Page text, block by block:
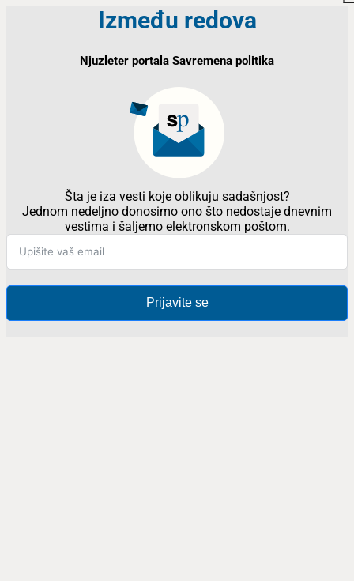
Između redova
Njuzleter portala Savremena politika
Šta je iza vesti koje oblikuju sadašnjost?
Jednom nedeljno donosimo ono što nedostaje dnevnim
vestima i šaljemo elektronskom poštom.
Prijavite se